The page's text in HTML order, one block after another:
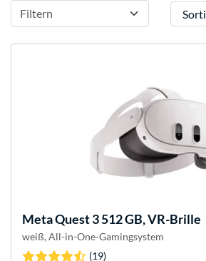
Filtern Sortieren
MetaQuest 3 512 GB, VR-Brille
weiß, All-in-One-Gamingsystem
(19)